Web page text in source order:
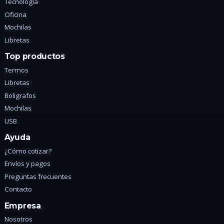
Oficina
Mochilas
Libretas
Top productos
Termos
Libretas
Boligrafos
Mochilas
USB
Ayuda
¿Cómo cotizar?
Envíos y pagos
Preguntas frecuentes
Contacto
Empresa
Nosotros